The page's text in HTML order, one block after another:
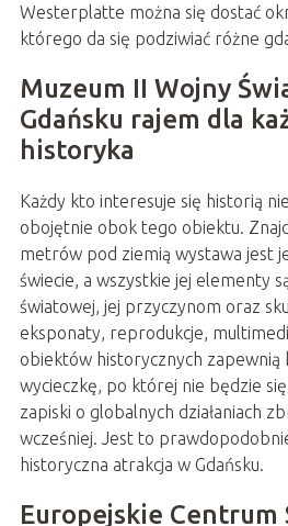
Westerplatte można się dostać
którego da się podziwiać różne
Muzeum II Wojny
Gdańsku rajem dla
historyka
Każdy kto interesuje się historią
obojętnie obok tego obiektu.
metrów pod ziemią wystawa jest
świecie, a wszystkie jej elementy
światowej, jej przyczynom oraz
eksponaty, reprodukcje,
obiektów historycznych zapewnią
wycieczkę, po której nie będzie się
zapiski o globalnych działaniach
wcześniej. Jest to
historyczna atrakcja w Gdańsku.
Europejskie Centrum